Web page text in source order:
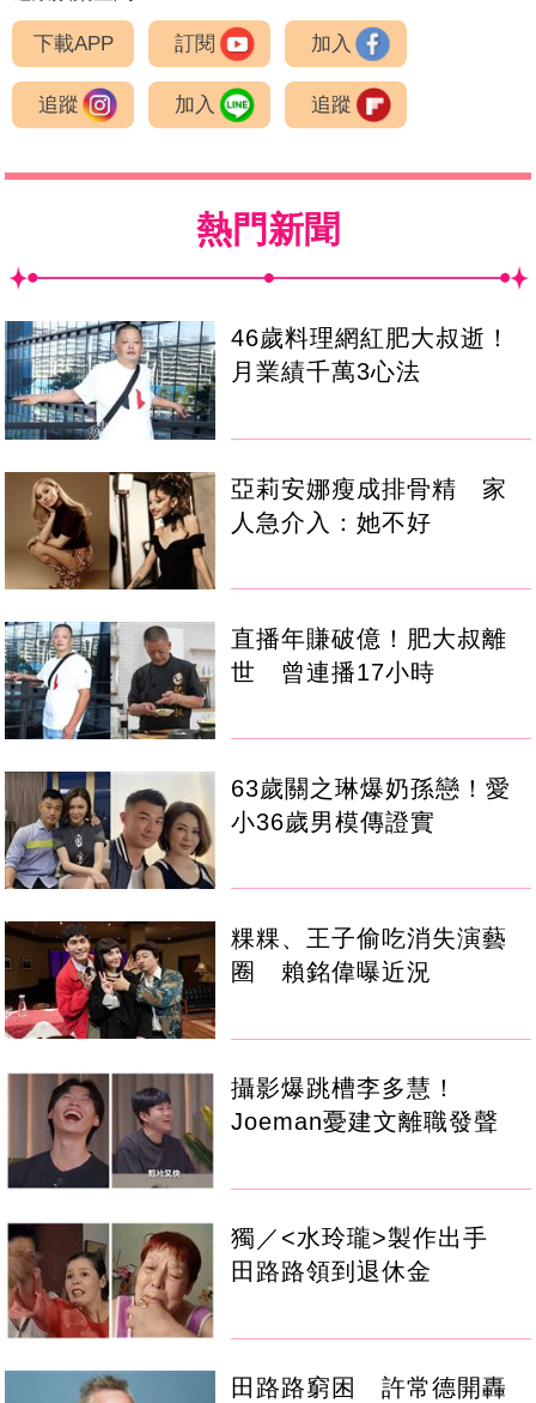
下載APP 訂閱 加入
追蹤 加入 追蹤
熱門新聞
46歲料理網紅肥大叔逝！
月業績千萬3心法
亞莉安娜瘦成排骨精 家
人急介入：她不好
直播年賺破億！肥大叔離
世 曾連播17小時
63歲關之琳爆奶孫戀！愛
小36歲男模傳證實
粿粿、王子偷吃消失演藝
圈 賴銘偉曝近況
攝影爆跳槽李多慧！
Joeman憂建文離職發聲
獨／<水玲瓏>製作出手
田路路領到退休金
田路路窮困 許常德開轟